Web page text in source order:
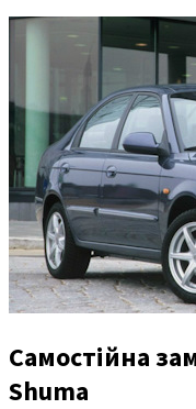
Самостійна
Shuma